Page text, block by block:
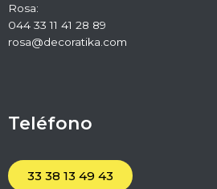
Rosa:
044 33 11 41 28 89
rosa@decoratika.com
Teléfono
33 38 13 49 43